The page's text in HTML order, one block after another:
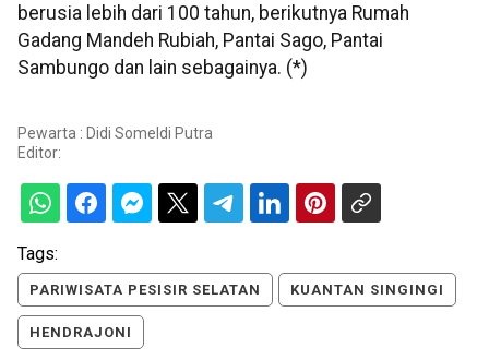
berusia lebih dari 100 tahun, berikutnya Rumah
Gadang Mandeh Rubiah, Pantai Sago, Pantai
Sambungo dan lain sebagainya. (*)
Pewarta : Didi Someldi Putra
Editor:
Tags:
PARIWISATA PESISIR SELATAN KUANTAN SINGINGI
HENDRAJONI